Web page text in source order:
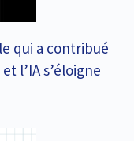
qui a contribué
l’IA s’éloigne